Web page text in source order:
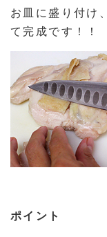
お皿に盛り付け
て完成です！！
ポイント